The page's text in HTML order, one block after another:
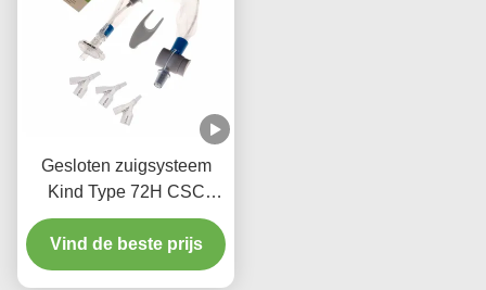
Gesloten zuigsysteem
Kind Type 72H CSC
Wegwerp medicijnen
Vind de beste prijs